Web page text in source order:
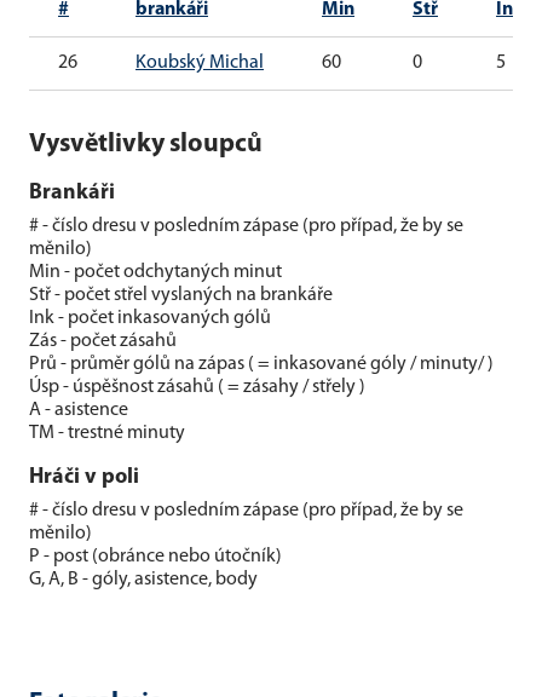
# brankáři Min Stř Ink
26 Koubský Michal 60 0 5
Vysvětlivky sloupců
Brankáři
# - číslo dresu v posledním zápase (pro případ, že by se
měnilo)
Min - počet odchytaných minut
Stř - počet střel vyslaných na brankáře
Ink - počet inkasovaných gólů
Zás - počet zásahů
Prů - průměr gólů na zápas ( = inkasované góly / minuty/ )
Úsp - úspěšnost zásahů ( = zásahy / střely )
A - asistence
TM - trestné minuty
Hráči v poli
# - číslo dresu v posledním zápase (pro případ, že by se
měnilo)
P - post (obránce nebo útočník)
G, A, B - góly, asistence, body